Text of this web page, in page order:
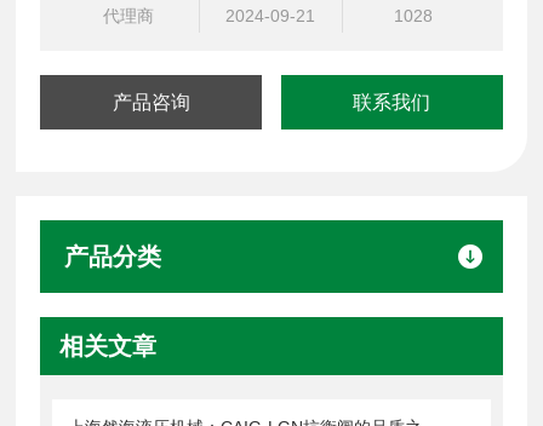
液压油缸，经销力士乐、派克、中国台湾北部等液压元件
代理商
2024-09-21
1028
产品咨询 联系我们
产品分类
相关文章